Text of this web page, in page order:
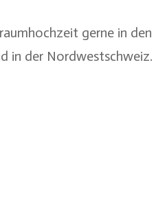
gerne in den
in der Nordwestschweiz.